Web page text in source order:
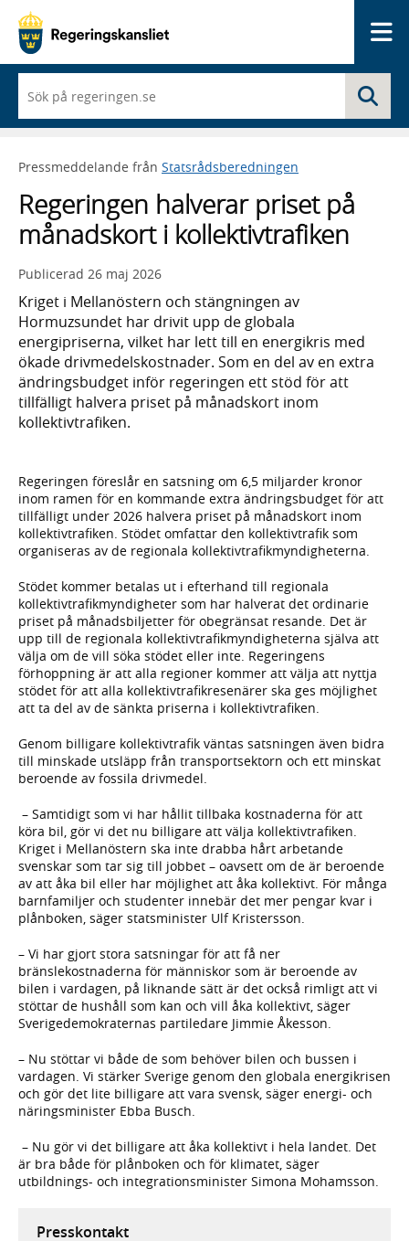
du
börjar
skriva
framträder
lista
med
sökförslag
Pressmeddelande från Statsrådsberedningen
Regeringen halverar priset på
månadskort i kollektivtrafiken
Publicerad 26 maj 2026
Kriget i Mellanöstern och stängningen av
Hormuzsundet har drivit upp de globala
energipriserna, vilket har lett till en energikris med
ökade drivmedelskostnader. Som en del av en extra
ändringsbudget inför regeringen ett stöd för att
tillfälligt halvera priset på månadskort inom
kollektivtrafiken.
Regeringen föreslår en satsning om 6,5 miljarder kronor
inom ramen för en kommande extra ändringsbudget för att
tillfälligt under 2026 halvera priset på månadskort inom
kollektivtrafiken. Stödet omfattar den kollektivtrafik som
organiseras av de regionala kollektivtrafikmyndigheterna.
Stödet kommer betalas ut i efterhand till regionala
kollektivtrafikmyndigheter som har halverat det ordinarie
priset på månadsbiljetter för obegränsat resande. Det är
upp till de regionala kollektivtrafikmyndigheterna själva att
välja om de vill söka stödet eller inte. Regeringens
förhoppning är att alla regioner kommer att välja att nyttja
stödet för att alla kollektivtrafikresenärer ska ges möjlighet
att ta del av de sänkta priserna i kollektivtrafiken.
Genom billigare kollektivtrafik väntas satsningen även bidra
till minskade utsläpp från transportsektorn och ett minskat
beroende av fossila drivmedel.
– Samtidigt som vi har hållit tillbaka kostnaderna för att
köra bil, gör vi det nu billigare att välja kollektivtrafiken.
Kriget i Mellanöstern ska inte drabba hårt arbetande
svenskar som tar sig till jobbet – oavsett om de är beroende
av att åka bil eller har möjlighet att åka kollektivt. För många
barnfamiljer och studenter innebär det mer pengar kvar i
plånboken, säger statsminister Ulf Kristersson.
– Vi har gjort stora satsningar för att få ner
bränslekostnaderna för människor som är beroende av
bilen i vardagen, på liknande sätt är det också rimligt att vi
stöttar de hushåll som kan och vill åka kollektivt, säger
Sverigedemokraternas partiledare Jimmie Åkesson.
– Nu stöttar vi både de som behöver bilen och bussen i
vardagen. Vi stärker Sverige genom den globala energikrisen
och gör det lite billigare att vara svensk, säger energi- och
näringsminister Ebba Busch.
– Nu gör vi det billigare att åka kollektivt i hela landet. Det
är bra både för plånboken och för klimatet, säger
utbildnings- och integrationsminister Simona Mohamsson.
Presskontakt